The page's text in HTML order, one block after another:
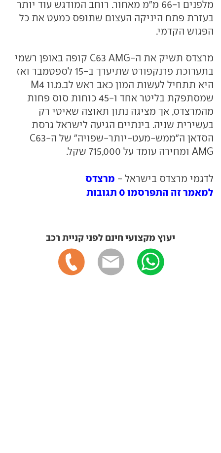
מלפנים ו-66 מ"מ מאחור. רוחב המודגש עוד יותר
בעזרת פתח היניקה העצום שתופס כמעט את כל
הפגוש הקדמי.
מרצדס תשיק את ה-C63 AMG קופה באופן רשמי
בתערוכת פרנקפורט שתיערך ב-15 לספטמבר ואז
היא תתחיל לעשות המון כאב ראש לב.מ.וו M4
שמסתפקת בליטר אחד ו-45 כוחות סוס פחות
מהמרצדס, אך מציגה נתון תאוצה שאיטי רק
בעשירית שניה. בינתיים הגיעה לישראל גרסת
הסדאן ה"ממש-מעט-יותר-שפויה" של ה-C63
AMG ומחירה עומד על 715,000 שקל.
לדגמי מרצדס בישראל - מרצדס
למאמר זה התפרסמו 0 תגובות
יעוץ מקצועי חינם לפני קניית רכב